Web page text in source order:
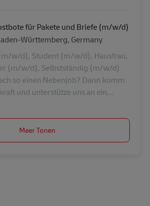
für Pakete und Briefe (m/w/d)
Württemberg, Germany
w/d), Student (m/w/d), Hausfrau,
(m/w/d), Selbstständig (m/w/d)
so einen Nebenjob? Dann komm
und unterstütze uns an ein...
Meer Tonen